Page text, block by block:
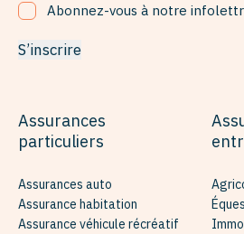
Abonnez-vous à notre
S’inscrire
Assurances
particuliers
Assurances auto
Assurance habitation
Assurance véhicule récréatif